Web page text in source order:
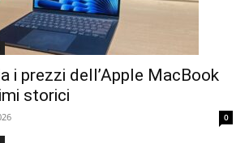
i prezzi dell’Apple MacBook
storici
0